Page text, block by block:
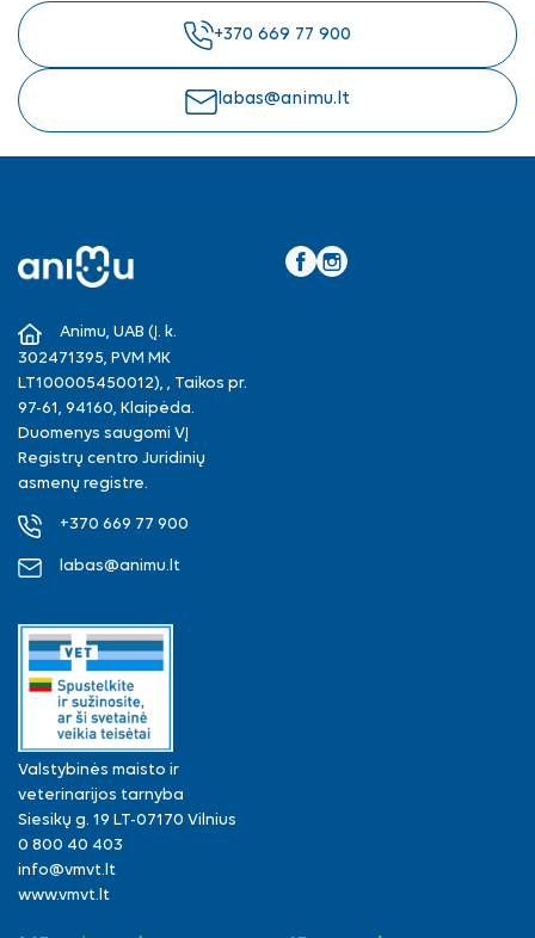
+370 669 77 900
labas@animu.lt
Animu, UAB (Į. k.
302471395, PVM MK
LT100005450012), , Taikos pr.
97-61, 94160, Klaipėda.
Duomenys saugomi VĮ
Registrų centro Juridinių
asmenų registre.
+370 669 77 900
labas@animu.lt
Valstybinės maisto ir
veterinarijos tarnyba
Siesikų g. 19 LT-07170 Vilnius
0 800 40 403
info@vmvt.lt
www.vmvt.lt